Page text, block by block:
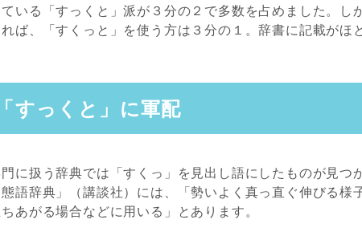
いる「すっくと」派が３分の２で多数を占めました。し
ば、「すくっと」を使う方は３分の１。辞書に記載がほ
すっくと」に軍配
に扱う辞典では「すくっ」を見出し語にしたものが見つ
語辞典」（講談社）には、「勢いよく真っ直ぐ伸びる様
あがる場合などに用いる」とあります。